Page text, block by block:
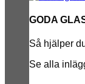
GODA
Så hjälper
Se alla